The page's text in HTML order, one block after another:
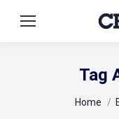
Tag
You are
Home